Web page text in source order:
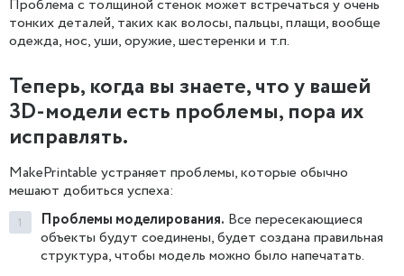
Проблема с толщиной стенок может встречаться у очень
тонких деталей, таких как волосы, пальцы, плащи, вообще
одежда, нос, уши, оружие, шестеренки и т.п.
Теперь, когда вы знаете, что у вашей
3D-модели есть проблемы, пора их
исправлять.
MakePrintable устраняет проблемы, которые обычно
мешают добиться успеха:
Проблемы моделирования. Все пересекающиеся
объекты будут соединены, будет создана правильная
структура, чтобы модель можно было напечатать.